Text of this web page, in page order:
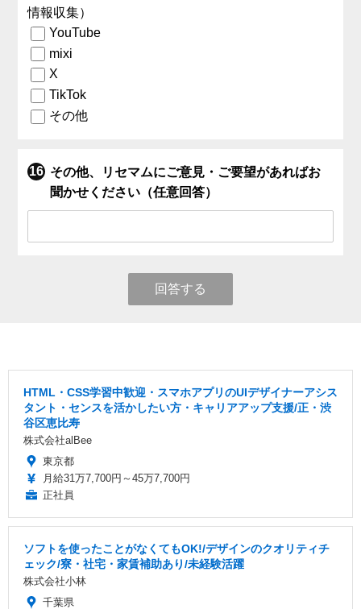
情報収集）
YouTube
mixi
X
TikTok
その他
その他、リセマムにご意見・ご要望があればお
聞かせください（任意回答）
回答する
HTML・CSS学習中歓迎・スマホアプリのUIデザイナーアシス
タント・センスを活かしたい方・キャリアアップ支援/正・渋
谷区恵比寿
株式会社alBee
東京都
月給31万7,700円～45万7,700円
正社員
ソフトを使ったことがなくてもOK!/デザインのクオリティチ
ェック/寮・社宅・家賃補助あり/未経験活躍
株式会社小林
千葉県